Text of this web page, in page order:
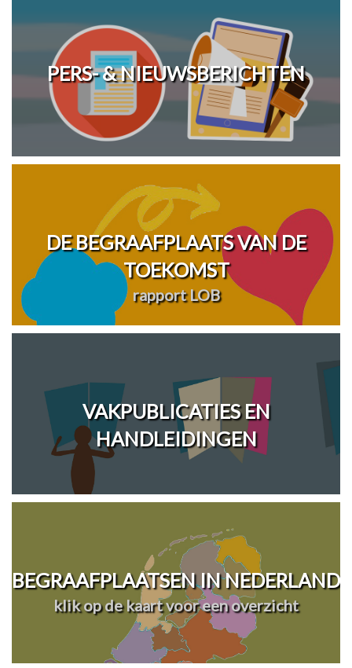
PERS- & NIEUWSBERICHTEN
DE BEGRAAFPLAATS VAN DE
TOEKOMST
rapport LOB
VAKPUBLICATIES EN
HANDLEIDINGEN
BEGRAAFPLAATSEN IN NEDERLAND
klik op de kaart voor een overzicht